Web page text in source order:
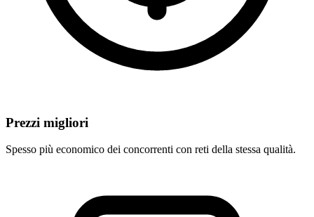
Prezzi migliori
Spesso più economico dei concorrenti con reti della stessa qualità.